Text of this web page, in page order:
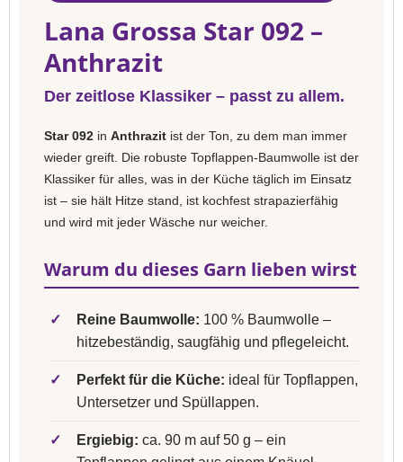
Lana Grossa Star 092 –
Anthrazit
Der zeitlose Klassiker – passt zu allem.
Star 092 in Anthrazit ist der Ton, zu dem man immer
wieder greift. Die robuste Topflappen-Baumwolle ist der
Klassiker für alles, was in der Küche täglich im Einsatz
ist – sie hält Hitze stand, ist kochfest strapazierfähig
und wird mit jeder Wäsche nur weicher.
Warum du dieses Garn lieben wirst
✓ Reine Baumwolle: 100 % Baumwolle –
hitzebeständig, saugfähig und pflegeleicht.
✓ Perfekt für die Küche: ideal für Topflappen,
Untersetzer und Spüllappen.
✓ Ergiebig: ca. 90 m auf 50 g – ein